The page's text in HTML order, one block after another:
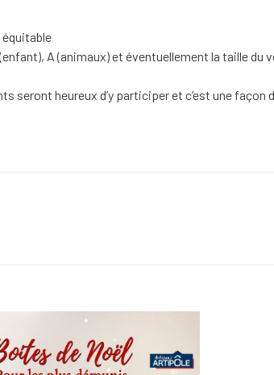
A (animaux) et éventuellement la taille du
heureux d’y participer et c’est une façon